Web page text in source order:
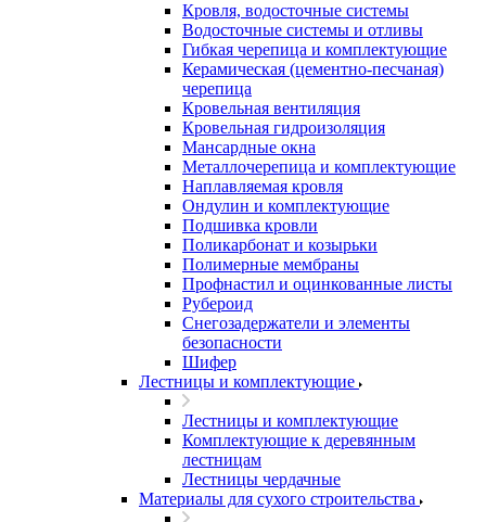
Кровля, водосточные системы
Водосточные системы и отливы
Гибкая черепица и комплектующие
Керамическая (цементно-песчаная)
черепица
Кровельная вентиляция
Кровельная гидроизоляция
Мансардные окна
Металлочерепица и комплектующие
Наплавляемая кровля
Ондулин и комплектующие
Подшивка кровли
Поликарбонат и козырьки
Полимерные мембраны
Профнастил и оцинкованные листы
Рубероид
Снегозадержатели и элементы
безопасности
Шифер
Лестницы и комплектующие
Лестницы и комплектующие
Комплектующие к деревянным
лестницам
Лестницы чердачные
Материалы для сухого строительства